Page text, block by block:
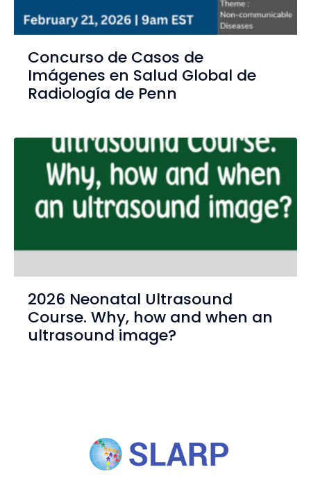
Concurso de Casos de
Imágenes en Salud Global de
Radiología de Penn
2026 Neonatal Ultrasound
Course. Why, how and when an
ultrasound image?